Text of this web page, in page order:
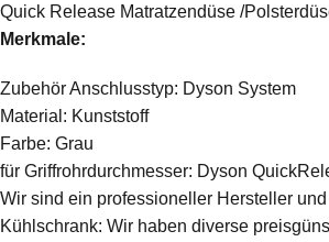
Quick Release Matratzendüse /
Merkmale:
Zubehör Anschlusstyp: Dyson System
Material: Kunststoff
Farbe: Grau
für Griffrohrdurchmesser: Dyson
Wir sind ein professioneller Hersteller
Kühlschrank: Wir haben diverse